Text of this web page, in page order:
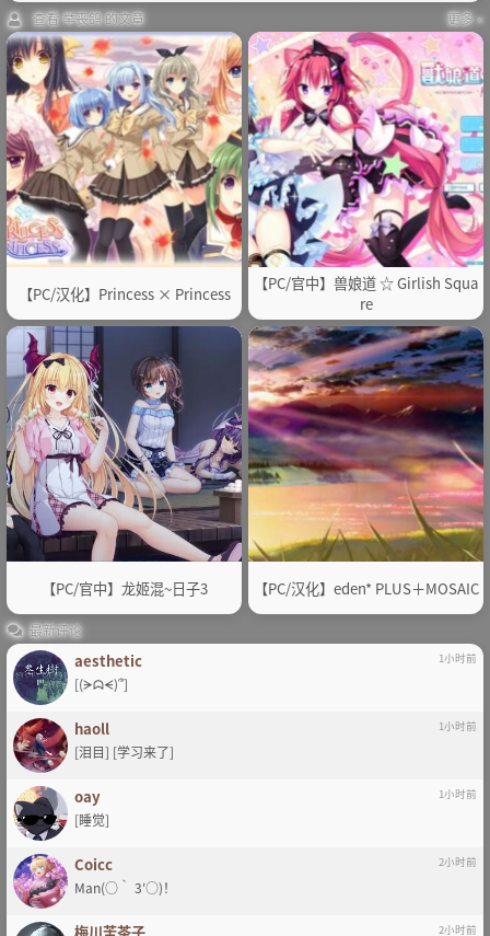
查看 举丧鸽 的文章
更多 »
【PC/汉化】Princess × Princess
【PC/官中】兽娘道 ☆ Girlish Squa
re
【PC/官中】龙姬混~日子3 【PC/汉化】eden* PLUS＋MOSAIC
最新评论
aesthetic 1小时前
[(ᗒᗣᗕ)՞]
haoll 1小时前
[泪目] [学习来了]
oay 1小时前
[睡觉]
Coicc 2小时前
Man(○｀ 3′○)！
2小时前